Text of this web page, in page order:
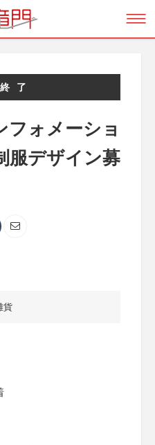
了
フォメーショ
服デザイン募
貨